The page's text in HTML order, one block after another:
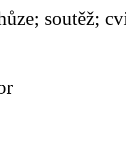
soutěž;